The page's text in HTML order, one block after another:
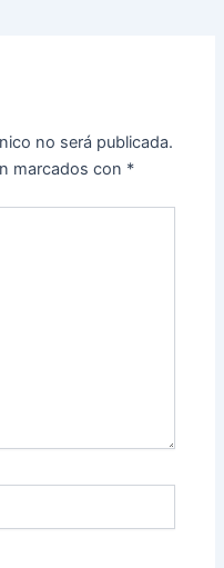
no será publicada.
marcados con *